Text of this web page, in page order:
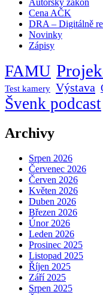
Cena AČK
DRA – Digitálně
Novinky
Zápisy
FAMU
Test kamery Výstava
Švenk podcast
Archivy
Srpen 2026
Červenec 2026
Červen 2026
Květen 2026
Duben 2026
Březen 2026
Únor 2026
Leden 2026
Prosinec 2025
Listopad 2025
Říjen 2025
Září 2025
Srpen 2025